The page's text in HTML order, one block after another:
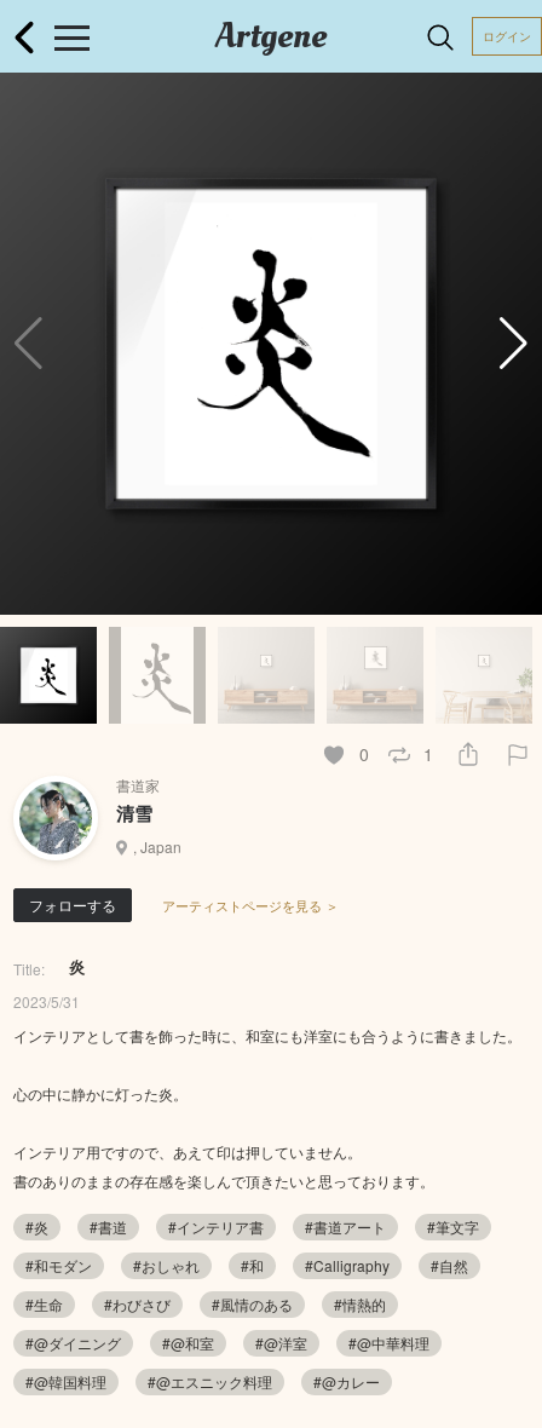
Artgene ログイン
0 1
書道家
清雪
, Japan
フォローする アーティストページを見る ＞
Title: 炎
2023/5/31
インテリアとして書を飾った時に、和室にも洋室にも合うように書きました。
心の中に静かに灯った炎。
インテリア用ですので、あえて印は押していません。
書のありのままの存在感を楽しんで頂きたいと思っております。
#炎 #書道 #インテリア書 #書道アート
#筆文字
#和モダン
#おしゃれ #和 #Calligraphy
#自然
#生命
#わびさび #風情のある
#情熱的
#@ダイニング
#@和室 #@洋室
#@中華料理
#@韓国料理
#@エスニック料理 #@カレー